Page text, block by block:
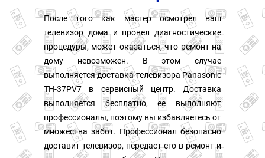
После того как мастер осмотрел ваш
телевизор дома и провел диагностические
процедуры, может оказаться, что ремонт на
дому невозможен. В этом случае
выполняется доставка телевизора Panasonic
TH-37PV7 в сервисный центр. Доставка
выполняется бесплатно, ее выполняют
профессионалы, поэтому вы избавляетесь от
множества забот. Профессионал безопасно
доставит телевизор, передаст его в ремонт и